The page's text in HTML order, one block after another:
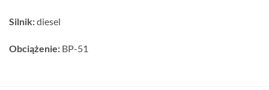
Silnik:diesel
Obciążenie: BP-51